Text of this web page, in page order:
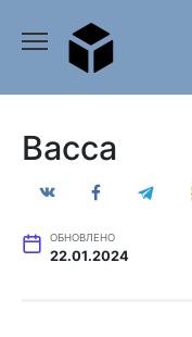
содержанию
Васса
ОБНОВЛЕНО
22.01.2024